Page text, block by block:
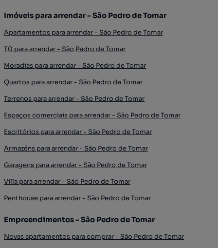
Imóveis para arrendar - São Pedro de Tomar
Apartamentos para arrendar - São Pedro de Tomar
T0 para arrendar - São Pedro de Tomar
Moradias para arrendar - São Pedro de Tomar
Quartos para arrendar - São Pedro de Tomar
Terrenos para arrendar - São Pedro de Tomar
Espaços comerciais para arrendar - São Pedro de Tomar
Escritórios para arrendar - São Pedro de Tomar
Armazéns para arrendar - São Pedro de Tomar
Garagens para arrendar - São Pedro de Tomar
Villa para arrendar - São Pedro de Tomar
Penthouse para arrendar - São Pedro de Tomar
Empreendimentos - São Pedro de Tomar
Novas apartamentos para comprar - São Pedro de Tomar